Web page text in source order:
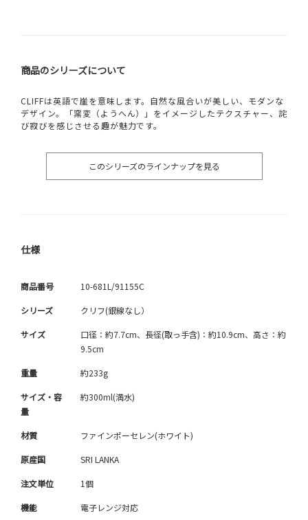
商品のシリーズについて
CLIFFは英語で崖を意味します。自然な風合いが美しい、モダンな
デザイン。「窯変（ようへん）」をイメージしたテクスチャー、詫
び寂びを感じさせる趣が魅力です。
このシリーズのラインナップを見る
仕様
商品番号 10-681L/91155C
シリーズ クリフ(銀線なし）
サイズ
口径：約7.7cm、長径(取っ手含)：約10.9cm、高さ：約
9.5cm
重量 約233g
サイズ・容
量
約300ml(満水)
材質 ファインポーセレン(ホワイト)
原産国 SRI LANKA
注文単位 1個
機能 電子レンジ対応